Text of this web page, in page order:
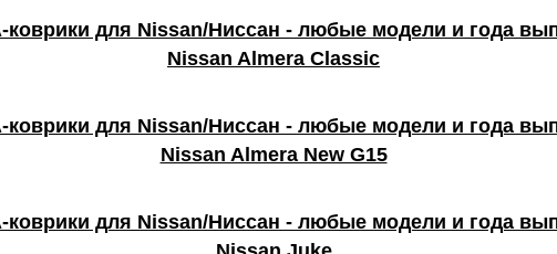
Nissan Almera Classic
Nissan Almera New G15